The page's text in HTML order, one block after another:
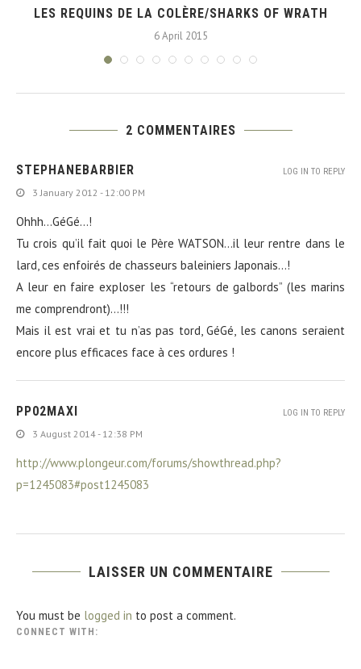
LES REQUINS DE LA COLÈRE/SHARKS OF WRATH
6 April 2015
2 COMMENTAIRES
STEPHANEBARBIER
3 January 2012 - 12:00 PM
Ohhh…GéGé…!
Tu crois qu’il fait quoi le Père WATSON…il leur rentre dans le
lard, ces enfoirés de chasseurs baleiniers Japonais…!
A leur en faire exploser les “retours de galbords” (les marins
me comprendront)…!!!
Mais il est vrai et tu n’as pas tord, GéGé, les canons seraient
encore plus efficaces face à ces ordures !
LOG IN TO REPLY
PP02MAXI
3 August 2014 - 12:38 PM
http://www.plongeur.com/forums/showthread.php?
p=1245083#post1245083
LOG IN TO REPLY
LAISSER UN COMMENTAIRE
You must be logged in to post a comment.
CONNECT WITH: